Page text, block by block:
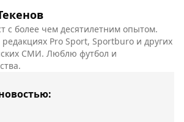
с более чем десятилетним опытом.
редакциях Pro Sport, Sportburo и других
СМИ. Люблю футбол и